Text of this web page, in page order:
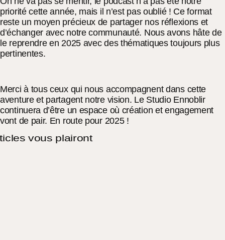
priorité cette année, mais il n’est pas oublié ! Ce format
reste un moyen précieux de partager nos réflexions et
d’échanger avec notre communauté. Nous avons hâte de
le reprendre en 2025 avec des thématiques toujours plus
pertinentes.
Merci à tous ceux qui nous accompagnent dans cette
aventure et partagent notre vision. Le Studio Ennoblir
continuera d’être un espace où création et engagement
vont de pair. En route pour 2025 !
vous plairont